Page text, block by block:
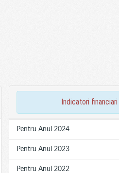
indicatori financiari
Pentru Anul 2024
Pentru Anul 2023
Pentru Anul 2022